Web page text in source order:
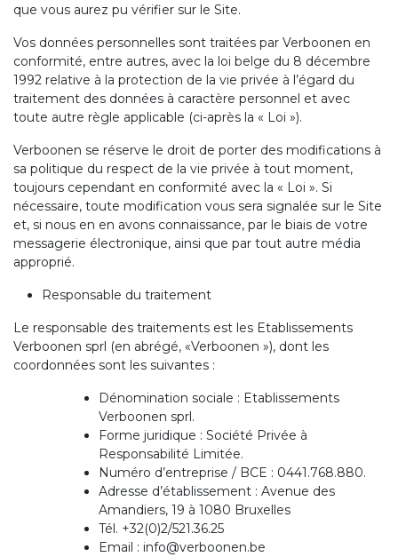
que vous aurez pu vérifier sur le Site.
Vos données personnelles sont traitées par Verboonen en
conformité, entre autres, avec la loi belge du 8 décembre
1992 relative à la protection de la vie privée à l’égard du
traitement des données à caractère personnel et avec
toute autre règle applicable (ci-après la « Loi »).
Verboonen se réserve le droit de porter des modifications à
sa politique du respect de la vie privée à tout moment,
toujours cependant en conformité avec la « Loi ». Si
nécessaire, toute modification vous sera signalée sur le Site
et, si nous en en avons connaissance, par le biais de votre
messagerie électronique, ainsi que par tout autre média
approprié.
Responsable du traitement
Le responsable des traitements est les Etablissements
Verboonen sprl (en abrégé, «Verboonen »), dont les
coordonnées sont les suivantes :
Dénomination sociale : Etablissements
Verboonen sprl.
Forme juridique : Société Privée à
Responsabilité Limitée.
Numéro d’entreprise / BCE : 0441.768.880.
Adresse d’établissement : Avenue des
Amandiers, 19 à 1080 Bruxelles
Tél. +32(0)2/521.36.25
Email : info@verboonen.be